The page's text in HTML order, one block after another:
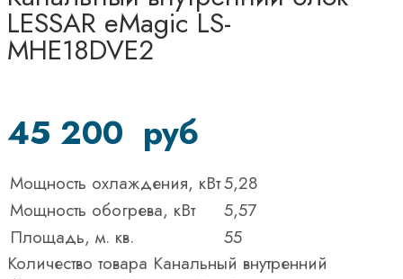
LESSAR eMagic LS-
MHE18DVE2
45 200 руб
Мощность охлаждения, кВт5,28
Мощность обогрева, кВт
5,57
Площадь, м. кв.
55
Количество товара Канальный внутренний